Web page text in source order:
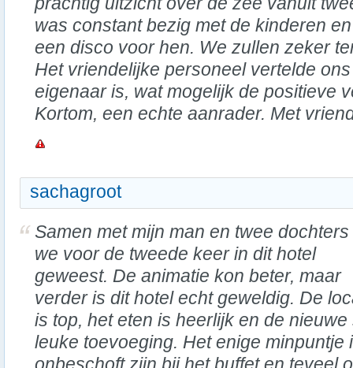
was constant bezig met de kinderen
een disco voor hen. We zullen zeker
Het vriendelijke personeel vertelde
eigenaar is, wat mogelijk de positieve
Kortom, een echte aanrader. Met
sachagroot
Samen met mijn man en twee
we voor de tweede keer in dit hotel
geweest. De animatie kon beter, maar
verder is dit hotel echt geweldig. De
is top, het eten is heerlijk en de
leuke toevoeging. Het enige minpuntje